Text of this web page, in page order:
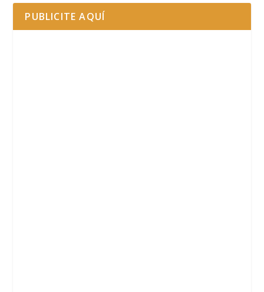
PUBLICITE AQUÍ